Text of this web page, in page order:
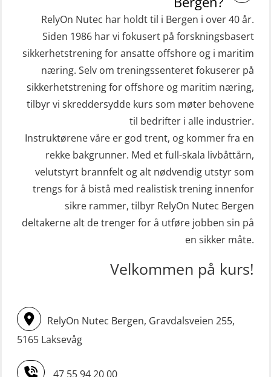
Helikopterevakuering med HABD,
inkl. Brannslukking og Førstehjelp-
sivile mannskaper (FSC119)
Helikopterevakuering med HABD,
inkl. brannslukning (FSC121)
Hjertestarter brukerkurs (OFA107)
Kombi Søk og Redningslag og HLO
repetisjonskurs med e-læring
(ABSBLE010)
Kondisjonstest (OSC151)
Ledertrening i beredskap og
krisehåndtering for plattformsjefer
Livbåtfører FF1200 repetisjon
Livbåtfører FF1200 repetisjon
simulator (OSE161)
Livbåtfører Sliskelivbåt grunnkurs
STCW Livbåtfører redningsfarkoster
32 t (MSE1031)
STCW Mann-Over-Bord
(hurtiggående) 32 t m/mørkekjøring
(MSE112)
STCW Redningsfarkost oppdatering
sliskebåt (MSE116)
STCW Sikkerhetsopplæring for
sjøfolk på mindre skip med eLearning
(MBSBLE003)
STCW oppdatering Livbåtfører
redningsfarkoster 8 t – konvensjonell
STCW oppdatering Mann-Over-Bord
(MSE113)
STCW oppgradering for
dekksoffiserer uten fartstid 66 t
(MBS124)
RelyOn Nutec har holdt til i Bergen i over 40 år.
Siden 1986 har vi fokusert på forskningsbasert
sikkerhetstrening for ansatte offshore og i maritim
næring. Selv om treningssenteret fokuserer på
sikkerhetstrening for offshore og maritim næring,
tilbyr vi skreddersydde kurs som møter behovene
til bedrifter i alle industrier.
Instruktørene våre er god trent, og kommer fra en
rekke bakgrunner. Med et full-skala livbåttårn,
velutstyrt brannfelt og alt nødvendig utstyr som
trengs for å bistå med realistisk trening innenfor
sikre rammer, tilbyr RelyOn Nutec Bergen
deltakerne alt de trenger for å utføre jobben sin på
en sikker måte.
Velkommen på kurs!
RelyOn Nutec Bergen, Gravdalsveien 255,
5165 Laksevåg
47 55 94 20 00